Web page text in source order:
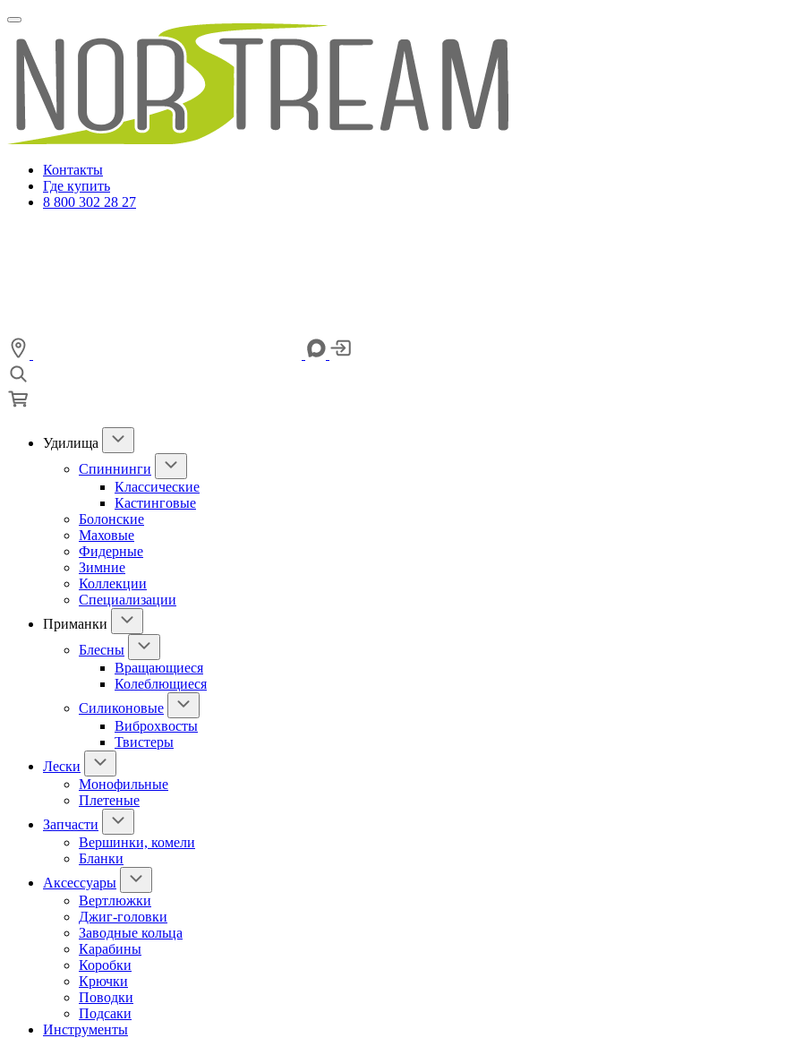
Контакты
Где купить
8 800 302 28 27
Удилища
Спиннинги
Классические
Кастинговые
Болонские
Маховые
Фидерные
Зимние
Коллекции
Специализации
Приманки
Блесны
Вращающиеся
Колеблющиеся
Силиконовые
Виброхвосты
Твистеры
Лески
Монофильные
Плетеные
Запчасти
Вершинки, комели
Бланки
Аксессуары
Вертлюжки
Джиг-головки
Заводные кольца
Карабины
Коробки
Крючки
Поводки
Подсаки
Инструменты